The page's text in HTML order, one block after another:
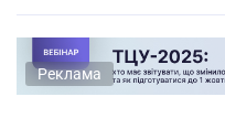
Реклама